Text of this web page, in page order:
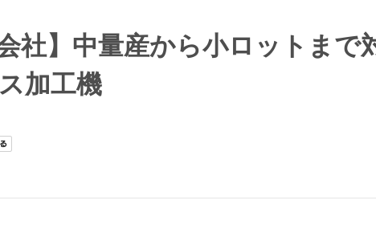
社】中量産から小ロットまで
加工機